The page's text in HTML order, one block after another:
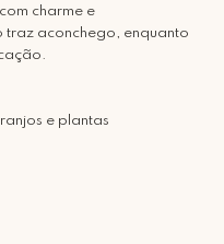
charme e
traz aconchego, enquanto
e plantas